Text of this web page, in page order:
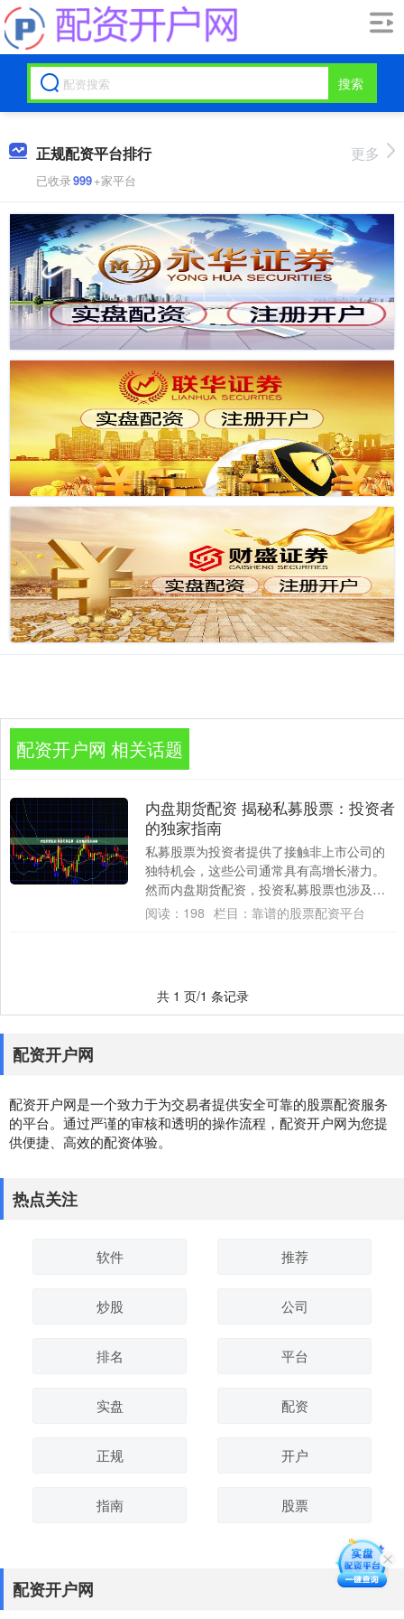
搜索
正规配资平台排行
已收录999+家平台
更多
配资开户网 相关话题
内盘期货配资 揭秘私募股票：投资者
的独家指南
私募股票为投资者提供了接触非上市公司的
独特机会，这些公司通常具有高增长潜力。
然而内盘期货配资，投资私募股票也涉及风
险和复杂性。 * **免息：**投资者无需支付....
阅读： 198 栏目： 靠谱的股票配资平台
共 1 页/1 条记录
配资开户网
配资开户网是一个致力于为交易者提供安全可靠的股票配资服务
的平台。通过严谨的审核和透明的操作流程，配资开户网为您提
供便捷、高效的配资体验。
热点关注
软件 推荐
炒股 公司
排名 平台
实盘 配资
正规 开户
指南 股票
配资开户网